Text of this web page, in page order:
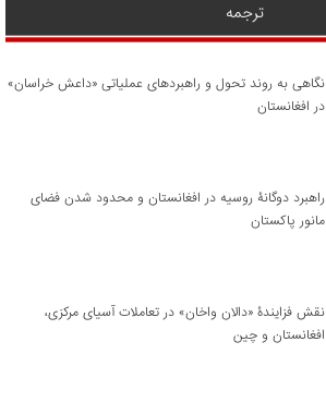
ترجمه
نگاهی به روند تحول و راهبردهای عملیاتی «داعش خراسان»
در افغانستان
راهبرد دوگانۀ روسیه در افغانستان و محدود شدن فضای
مانور پاکستان
نقش فزایندۀ «دالان واخان» در تعاملات آسیای مرکزی،
افغانستان و چین